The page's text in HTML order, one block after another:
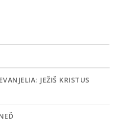
JEŽIŠ KRISTUS